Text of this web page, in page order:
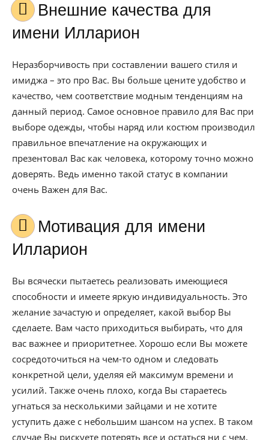
Внешние качества для
имени Илларион
Неразборчивость при составлении вашего стиля и
имиджа – это про Вас. Вы больше цените удобство и
качество, чем соответствие модным тенденциям на
данный период. Самое основное правило для Вас при
выборе одежды, чтобы наряд или костюм производил
правильное впечатление на окружающих и
презентовал Вас как человека, которому точно можно
доверять. Ведь именно такой статус в компании
очень Важен для Вас.
Мотивация для имени
Илларион
Вы всячески пытаетесь реализовать имеющиеся
способности и имеете яркую индивидуальность. Это
желание зачастую и определяет, какой выбор Вы
сделаете. Вам часто приходиться выбирать, что для
вас важнее и приоритетнее. Хорошо если Вы можете
сосредоточиться на чем-то одном и следовать
конкретной цели, уделяя ей максимум времени и
усилий. Также очень плохо, когда Вы стараетесь
угнаться за несколькими зайцами и не хотите
уступить даже с небольшим шансом на успех. В таком
случае Вы рискуете потерять все и остаться ни с чем.